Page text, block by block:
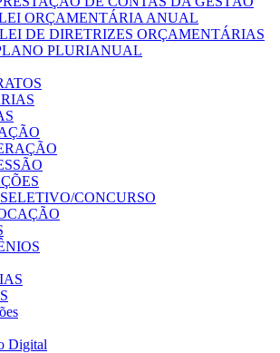
ORÇAMENTÁRIA ANUAL
DE DIRETRIZES ORÇAMENTÁRIAS
PLURIANUAL
CONCURSO
Digital